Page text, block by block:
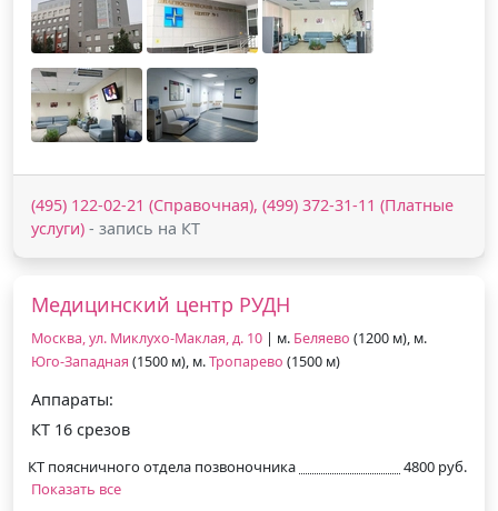
(495) 122-02-21 (Справочная), (499) 372-31-11 (Платные
услуги) - запись на КТ
Медицинский центр РУДН
Москва, ул. Миклухо-Маклая, д. 10 | м. Беляево (1200 м), м.
Юго-Западная (1500 м), м.Тропарево (1500 м)
Аппараты:
КТ 16 срезов
КТ поясничного отдела позвоночника
4800 руб.
Показать все